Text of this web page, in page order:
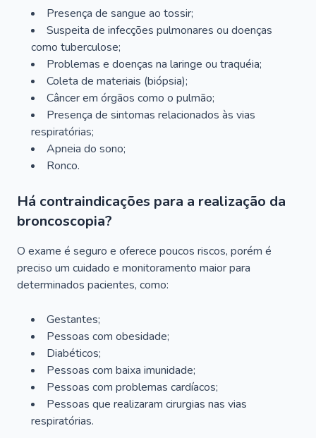
Presença de sangue ao tossir;
Suspeita de infecções pulmonares ou doenças
como tuberculose;
Problemas e doenças na laringe ou traquéia;
Coleta de materiais (biópsia);
Câncer em órgãos como o pulmão;
Presença de sintomas relacionados às vias
respiratórias;
Apneia do sono;
Ronco.
Há contraindicações para a realização da
broncoscopia?
O exame é seguro e oferece poucos riscos, porém é
preciso um cuidado e monitoramento maior para
determinados pacientes, como:
Gestantes;
Pessoas com obesidade;
Diabéticos;
Pessoas com baixa imunidade;
Pessoas com problemas cardíacos;
Pessoas que realizaram cirurgias nas vias
respiratórias.